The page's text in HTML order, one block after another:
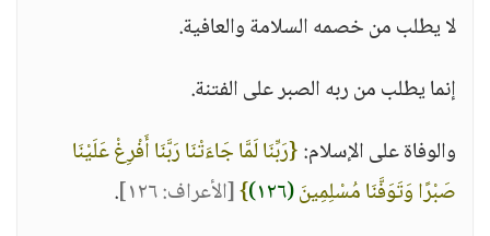
لا يطلب من خصمه السلامة والعافية.
إنما يطلب من ربه الصبر على الفتنة.
والوفاة على الإسلام:{رَبِّنَا لَمَّا جَاءَتْنَا رَبَّنَا أَفْرِغْ عَلَيْنَا
صَبْرًا وَتَوَفَّنَا مُسْلِمِينَ(١٢٦) }[الأعراف: ١٢٦]
.